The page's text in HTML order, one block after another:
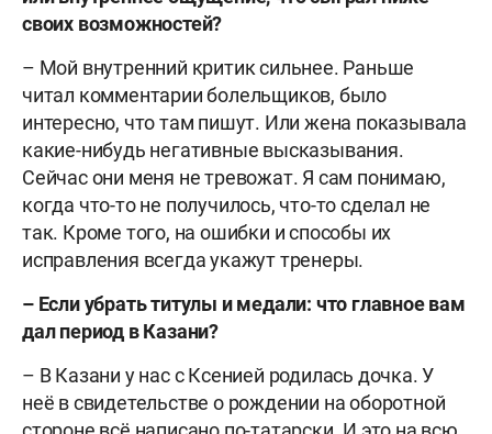
своих возможностей?
– Мой внутренний критик сильнее. Раньше
читал комментарии болельщиков, было
интересно, что там пишут. Или жена показывала
какие-нибудь негативные высказывания.
Сейчас они меня не тревожат. Я сам понимаю,
когда что-то не получилось, что-то сделал не
так. Кроме того, на ошибки и способы их
исправления всегда укажут тренеры.
– Если убрать титулы и медали: что главное вам
дал период в Казани?
– В Казани у нас с Ксенией родилась дочка. У
неё в свидетельстве о рождении на оборотной